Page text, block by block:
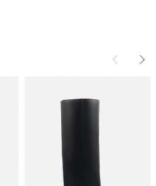
Назад